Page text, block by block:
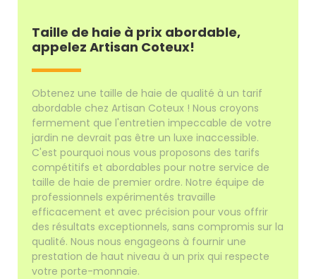
Taille de haie à prix abordable,
appelez Artisan Coteux!
Obtenez une taille de haie de qualité à un tarif
abordable chez Artisan Coteux ! Nous croyons
fermement que l'entretien impeccable de votre
jardin ne devrait pas être un luxe inaccessible.
C'est pourquoi nous vous proposons des tarifs
compétitifs et abordables pour notre service de
taille de haie de premier ordre. Notre équipe de
professionnels expérimentés travaille
efficacement et avec précision pour vous offrir
des résultats exceptionnels, sans compromis sur la
qualité. Nous nous engageons à fournir une
prestation de haut niveau à un prix qui respecte
votre porte-monnaie.